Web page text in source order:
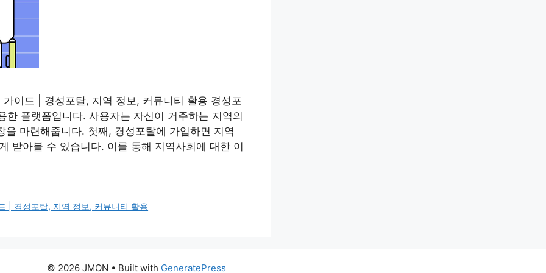
이드 | 경성포탈, 지역 정보, 커뮤니티 활용 경성포
플랫폼입니다. 사용자는 자신이 거주하는 지역의
마련해줍니다. 첫째, 경성포탈에 가입하면 지역
받아볼 수 있습니다. 이를 통해 지역사회에 대한 이
| 경성포탈, 지역 정보, 커뮤니티 활용
© 2026 JMON • Built with GeneratePress